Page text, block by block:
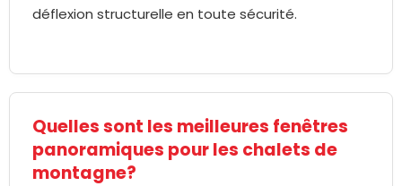
déflexion structurelle en toute sécurité.
Quelles sont les meilleures fenêtres
panoramiques pour les chalets de
montagne?